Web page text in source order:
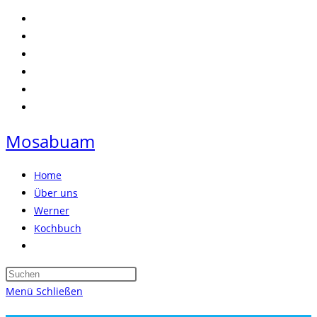
Zum
Inhalt
springen
Mosabuam
Home
Über uns
Werner
Kochbuch
umschalten
Press
Menü Schließen